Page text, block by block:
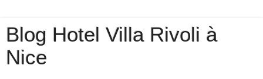
Blog Hotel Villa Rivoli à
Nice